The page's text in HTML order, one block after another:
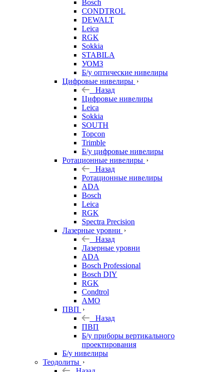
Bosch
CONDTROL
DEWALT
Leica
RGK
Sokkia
STABILA
УОМЗ
Б/у оптические нивелиры
Цифровые нивелиры
Назад
Цифровые нивелиры
Leica
Sokkia
SOUTH
Topcon
Trimble
Б/у цифровые нивелиры
Ротационные нивелиры
Назад
Ротационные нивелиры
ADA
Bosch
Leica
RGK
Spectra Precision
Лазерные уровни
Назад
Лазерные уровни
ADA
Bosch Professional
Bosch DIY
RGK
Condtrol
AMO
ПВП
Назад
ПВП
Б/у приборы вертикального
проектирования
Б/у нивелиры
Теодолиты